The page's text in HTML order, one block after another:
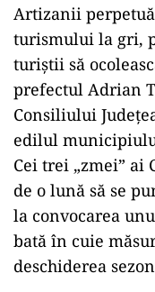
Artizanii
turismului la gri,
turiștii să
prefectul Adrian
Consiliului
edilul
Cei trei „zmei” ai
de o lună să se
la convocarea
bată în cuie
deschiderea